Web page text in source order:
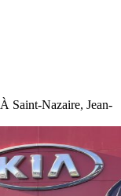
À Saint-Nazaire, Jean-